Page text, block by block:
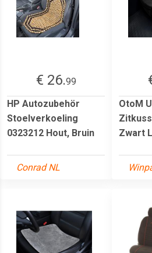
€ 26.99
HP Autozubehör
Stoelverkoeling
0323212 Hout, Bruin
Conrad NL
OtoM
Zwart